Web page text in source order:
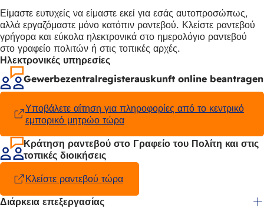
Είμαστε ευτυχείς να είμαστε εκεί για εσάς αυτοπροσώπως,
αλλά εργαζόμαστε μόνο κατόπιν ραντεβού. Κλείστε ραντεβού
γρήγορα και εύκολα ηλεκτρονικά στο ημερολόγιο ραντεβού
στο γραφείο πολιτών ή στις τοπικές αρχές.
Ηλεκτρονικές υπηρεσίες
Gewerbezentralregisterauskunft online beantragen
Υποβάλετε αίτηση για πληροφορίες από το κεντρικό
εμπορικό μητρώο τώρα(Ανοίγει
νέα
Κράτηση ραντεβού στο Γραφείο του Πολίτη και στις
τοπικές διοικήσεις
Κλείστε ραντεβού τώρα(Ανοίγει
Διάρκεια επεξεργασίας